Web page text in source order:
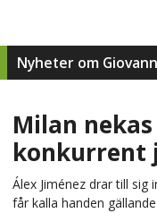
Nyheter om
Milan
konkurrent
Álex Jiménez drar till
får kalla handen